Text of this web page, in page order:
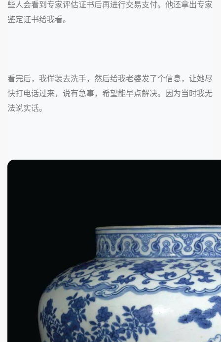
些人会看到专家评估证书后再进行交易支付。他还拿出专家
鉴定证书给我看。
看完后，我佯装去洗手，然后给我老婆发了个信息，让她尽
快打电话过来，说有急事，希望能早点解决。因为当时我无
法说实话。